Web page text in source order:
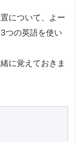
について、よー
つの英語を使い
に覚えておきま